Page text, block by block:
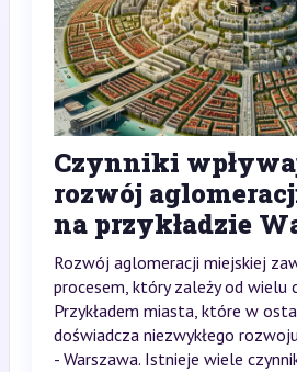
Czynniki
rozwój
na przykładzie
Rozwój aglomeracji miejskiej
procesem, który zależy od wielu
Przykładem miasta, które w
doświadcza niezwykłego
- Warszawa. Istnieje wiele